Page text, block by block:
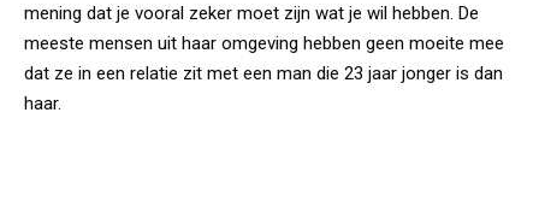
mening dat je vooral zeker moet zijn wat je wil hebben. De
meeste mensen uit haar omgeving hebben geen moeite mee
dat ze in een relatie zit met een man die 23 jaar jonger is dan
haar.